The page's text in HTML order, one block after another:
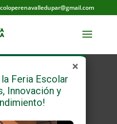
×
Feria Escolar
Innovación y
coloperenavalledupar@gmail.com